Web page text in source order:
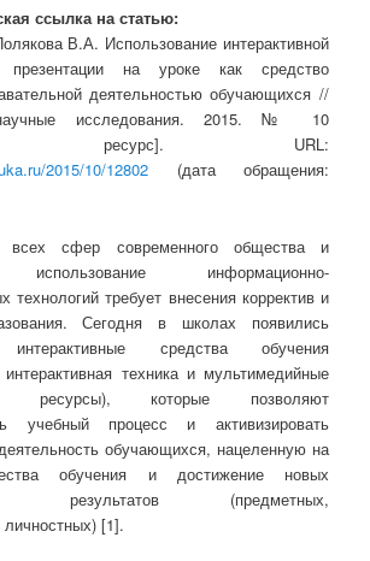
ссылка на статью:
В.А. Использование интерактивной
презентации на уроке как средство
деятельностью обучающихся //
научные исследования. 2015. № 10
ресурс]. URL:
2015/10/12802 (дата обращения:
всех сфер современного общества и
использование информационно-
технологий требует внесения корректив и
Сегодня в школах появились
интерактивные средства обучения
техника и мультимедийные
ресурсы), которые позволяют
учебный процесс и активизировать
обучающихся, нацеленную на
обучения и достижение новых
результатов (предметных,
[1].